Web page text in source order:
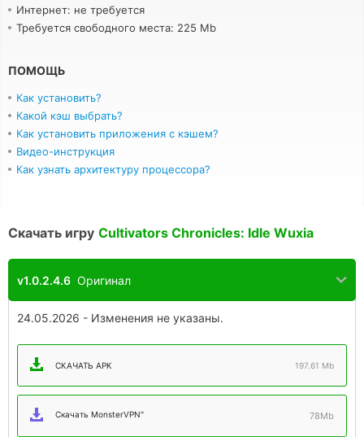
Интернет: не требуется
Требуется свободного места: 225 Mb
ПОМОЩЬ
Как установить?
Какой кэш выбрать?
Как установить приложения с кэшем?
Видео-инструкция
Как узнать архитектуру процессора?
Скачать игру Cultivators Chronicles: Idle Wuxia
v1.0.2.4.6 Оригинал
24.05.2026 - Изменения не указаны.
СКАЧАТЬ APK 197.61 Mb
Скачать MonsterVPN" 78Mb